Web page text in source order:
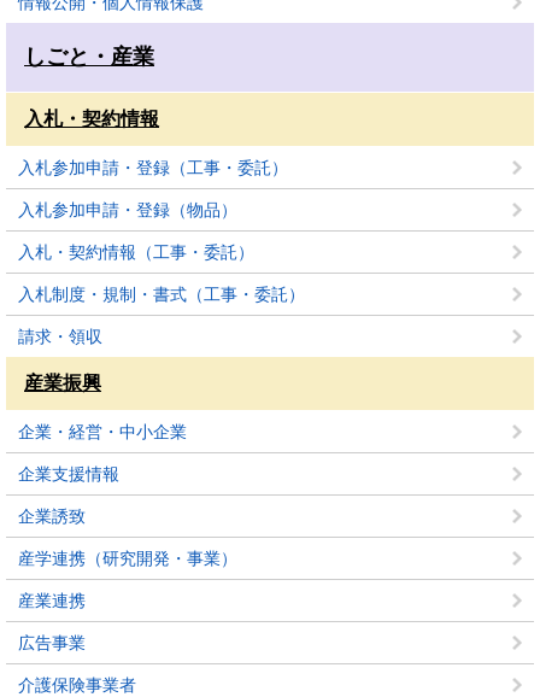
しごと・産業
入札・契約情報
入札参加申請・登録（工事・委託）
入札参加申請・登録（物品）
入札・契約情報（工事・委託）
入札制度・規制・書式（工事・委託）
請求・領収
産業振興
企業・経営・中小企業
企業支援情報
企業誘致
産学連携（研究開発・事業）
産業連携
広告事業
介護保険事業者